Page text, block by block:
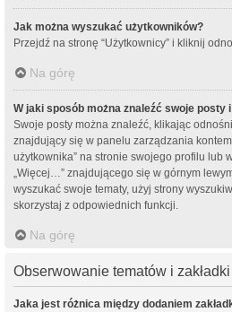
Jak można wyszukać użytkowników?
Przejdź na stronę “Użytkownicy” i kliknij
Na górę
W jaki sposób można znaleźć swoje posty
Swoje posty można znaleźć, klikając
znajdujący się w panelu zarządzania
użytkownika” na stronie swojego profilu lub
„Więcej…” znajdującego się w górnym
wyszukać swoje tematy, użyj strony
skorzystaj z odpowiednich funkcji.
Na górę
Obserwowanie tematów i zakładki
Jaka jest różnica między dodaniem